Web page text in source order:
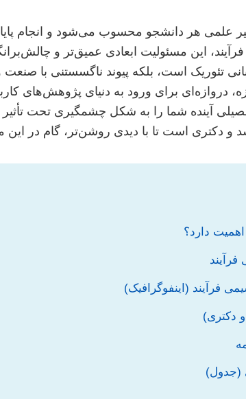
علمی هر دانشجو محسوب می‌شود و انجام
این مسئولیت ابعادی عمیق‌تر و
تئوریک است، بلکه پیوند ناگسستنی با
دروازه‌ای برای ورود به دنیای پژوهش‌های
آینده شما را به شکل چشمگیری تحت تأثیر
و دکتری است تا با دیدی روشن‌تر، گام در این
دارد؟
فرآیند (اینفوگرافیک)
دکتری)
(جدول)